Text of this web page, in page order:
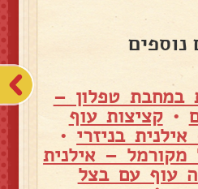
נוספים
במחבת טפלון –
•קציצות עוף
בניזרי •
– אילנית
עוף עם בצל